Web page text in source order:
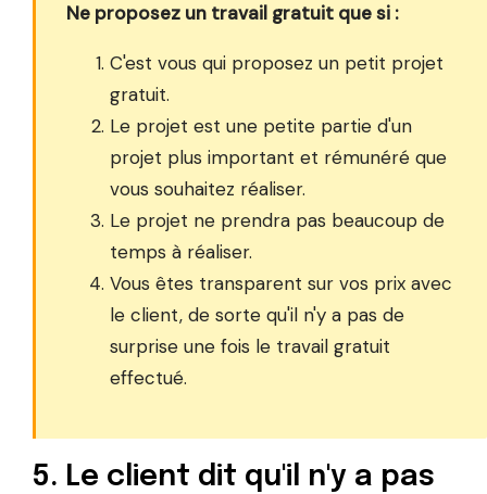
Ne proposez un travail gratuit que si :
C'est vous qui proposez un petit projet
gratuit.
Le projet est une petite partie d'un
projet plus important et rémunéré que
vous souhaitez réaliser.
Le projet ne prendra pas beaucoup de
temps à réaliser.
Vous êtes transparent sur vos prix avec
le client, de sorte qu'il n'y a pas de
surprise une fois le travail gratuit
effectué.
5. Le client dit qu'il n'y a pas